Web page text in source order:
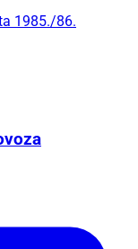
1985./86.